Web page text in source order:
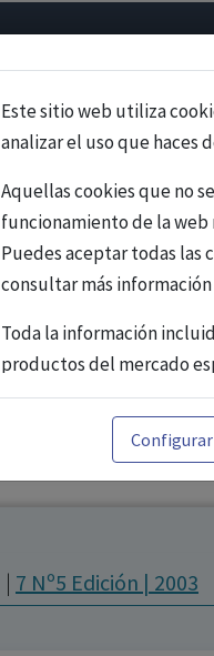
Este sitio web utiliza
analizar el uso que haces
Aquellas cookies que no
funcionamiento de la
Puedes aceptar todas las
consultar más
Toda la información
productos del mercado
profesionales sanitarios
prescribir o dispensar
profesional. La
a título meramente
a las necesidades del
| 7 Nº5 Edición | 2003